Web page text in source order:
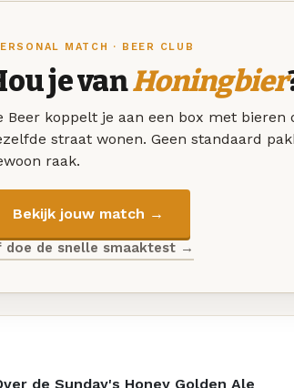
MATCH · BEER CLUB
je vanHoningbier
Beer koppelt je aan een box met bieren
straat wonen. Geen standaard
raak.
Bekijk jouw match →
doe de snelle smaaktest →
de Sunday's Honey Golden Ale